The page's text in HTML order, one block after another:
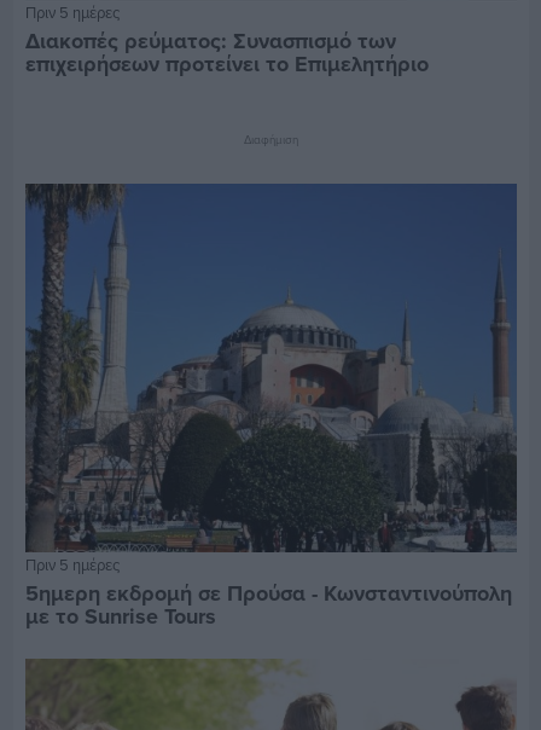
Πριν 5 ημέρες
Διακοπές ρεύματος: Συνασπισμό των
επιχειρήσεων προτείνει το Επιμελητήριο
Διαφήμιση
Πριν 5 ημέρες
5ημερη εκδρομή σε Προύσα - Κωνσταντινούπολη
με το Sunrise Tours